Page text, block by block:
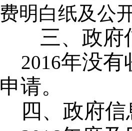
费明白纸及公
三、政府
2016年没有
申请。
四、政府